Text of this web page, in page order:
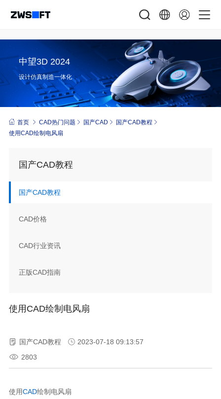
中望3D 2024
设计仿真制造一体化
首页 CAD热门问题 国产CAD
国产CAD教程
使用CAD绘制电风扇
国产CAD教程
国产CAD教程
CAD价格
CAD行业资讯
正版CAD指南
使用CAD绘制电风扇
国产CAD教程
2023-07-18 09:13:57
2803
使用CAD绘制电风扇